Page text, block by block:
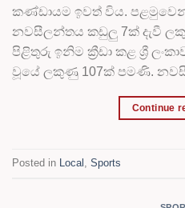
කණ්ඩායම ඉවත් විය.
නවසීලන්තය කඩුලු 7ක් දැවී
පිළිතුරු ඉනිම ක්‍රීඩා කළ ශ්‍රී
වූයේ ලකුණු 107ක් පමණි.
Continue
Posted in Local Sports